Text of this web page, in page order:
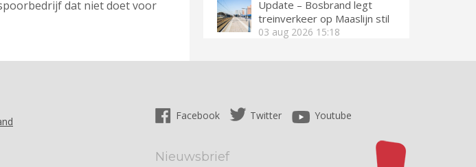
dat niet doet voor
Update – Bosbrand legt
treinverkeer op Maaslijn stil
03 aug 2026 15:18
Facebook Twitter Youtube
Nieuwsbrief